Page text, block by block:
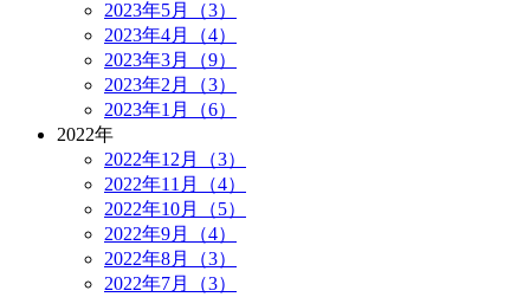
2023年5月（3）
2023年4月（4）
2023年3月（9）
2023年2月（3）
2023年1月（6）
2022年
2022年12月（3）
2022年11月（4）
2022年10月（5）
2022年9月（4）
2022年8月（3）
2022年7月（3）